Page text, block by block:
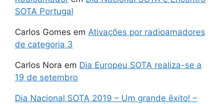
SOTA Portugal
Carlos Gomes em Ativações por radioamadores
de categoria 3
Carlos Nora em Dia Europeu SOTA realiza-se a
19 de setembro
Dia Nacional SOTA 2019 – Um grande êxito! –